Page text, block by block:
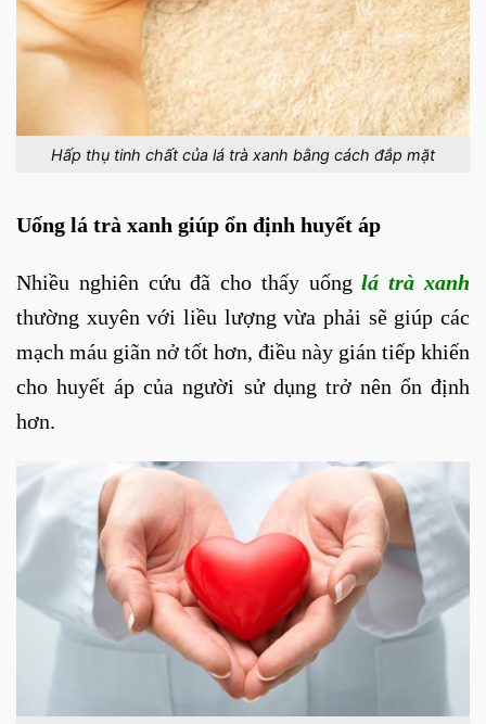
Hấp thụ tinh chất của lá trà xanh bằng cách đắp mặt
Uống lá trà xanh giúp ổn định huyết áp
Nhiều nghiên cứu đã cho thấy uốnglá trà xanh
thường xuyên với liều lượng vừa phải sẽ giúp các
mạch máu giãn nở tốt hơn, điều này gián tiếp khiến
cho huyết áp của người sử dụng trở nên ổn định
hơn.